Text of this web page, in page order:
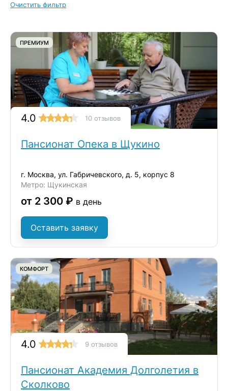
Очистить фильтр
ПРЕМИУМ
4.0 10 отзывов
Пансионат Опека в Щукино
г. Москва, ул. Габричевского, д. 5, корпус 8
Метро: Щукинская
от 2 300 ₽ в день
Оставить заявку
КОМФОРТ
4.0 9 отзывов
Пансионат Академия Долголетия в
Сколково